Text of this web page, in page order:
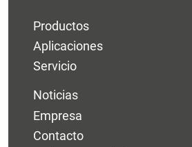
Productos
Aplicaciones
Servicio
Noticias
Empresa
Contacto